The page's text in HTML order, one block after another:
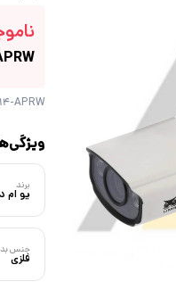
APRW
برند
جنس
فلزی